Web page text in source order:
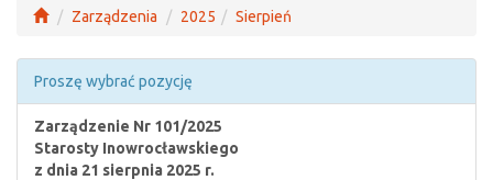
Zarządzenia 2025 Sierpień
Proszę wybrać pozycję
Zarządzenie Nr 101/2025
Starosty Inowrocławskiego
z dnia 21 sierpnia 2025 r.